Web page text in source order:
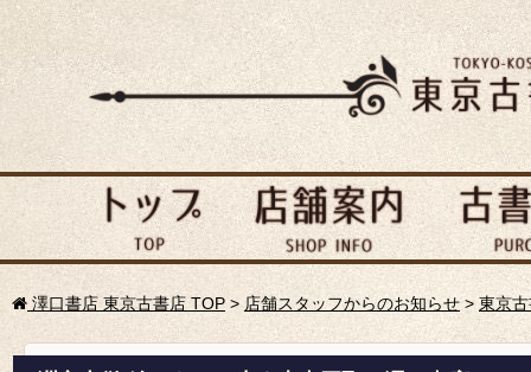
澤口書店 東京古書店 TOP > 店舗スタッフからのお知らせ> 東京